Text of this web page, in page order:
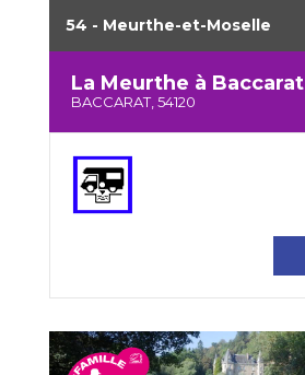
54 - Meurthe-et-Moselle
La Meurthe à Baccarat
BACCARAT, 54120